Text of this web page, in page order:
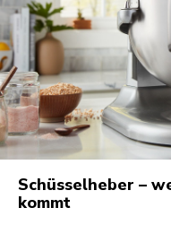
Schüsselheber –
kommt